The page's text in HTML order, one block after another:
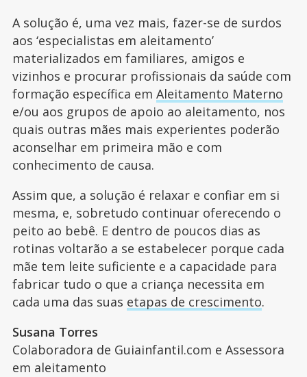
A solução é, uma vez mais, fazer-se de surdos
aos ‘especialistas em aleitamento’
materializados em familiares, amigos e
vizinhos e procurar profissionais da saúde com
formação específica em Aleitamento Materno
e/ou aos grupos de apoio ao aleitamento, nos
quais outras mães mais experientes poderão
aconselhar em primeira mão e com
conhecimento de causa.
Assim que, a solução é relaxar e confiar em si
mesma, e, sobretudo continuar oferecendo o
peito ao bebê. E dentro de poucos dias as
rotinas voltarão a se estabelecer porque cada
mãe tem leite suficiente e a capacidade para
fabricar tudo o que a criança necessita em
cada uma das suas etapas de crescimento.
Susana Torres
Colaboradora de Guiainfantil.com e Assessora
em aleitamento